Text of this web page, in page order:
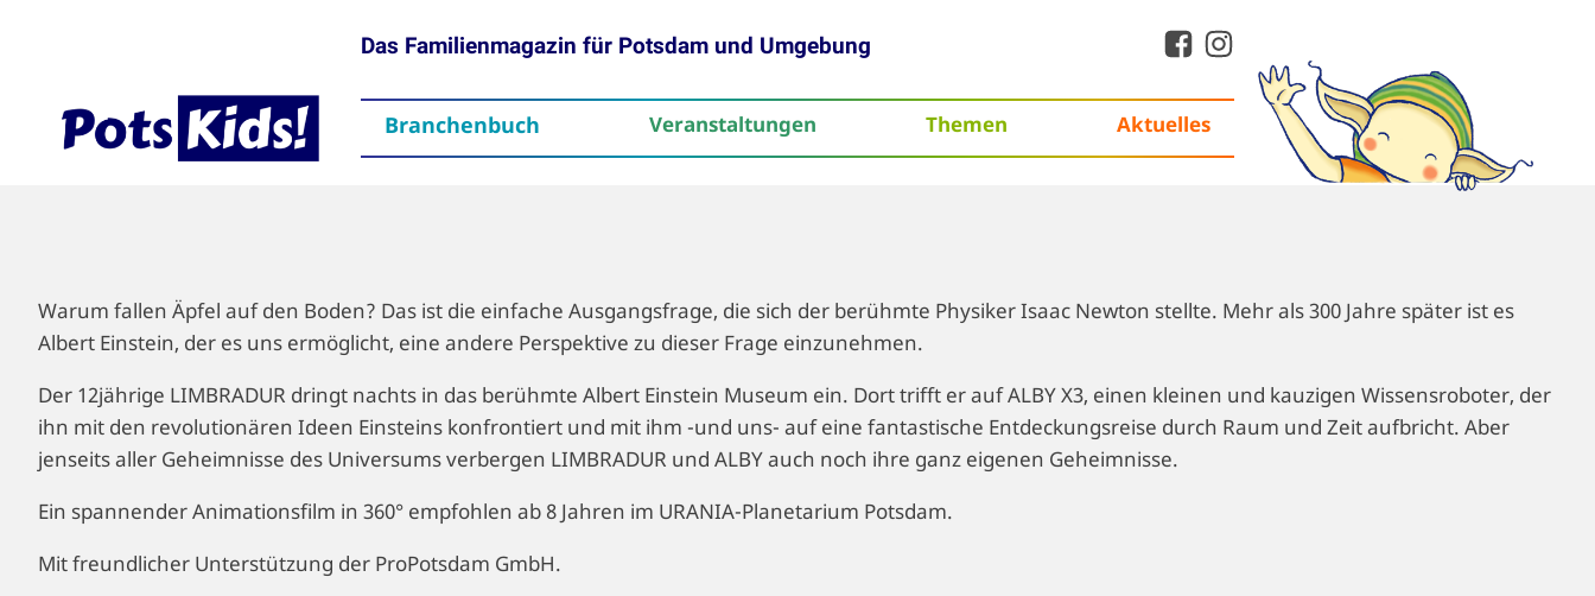
Das Familienmagazin für Potsdam und Umgebung
Branchenbuch Veranstaltungen Themen Aktuelles
Warum fallen Äpfel auf den Boden? Das ist die einfache Ausgangsfrage, die sich der berühmte Physiker Isaac Newton stellte. Mehr als 300 Jahre später ist es
Albert Einstein, der es uns ermöglicht, eine andere Perspektive zu dieser Frage einzunehmen.
Der 12jährige LIMBRADUR dringt nachts in das berühmte Albert Einstein Museum ein. Dort trifft er auf ALBY X3, einen kleinen und kauzigen Wissensroboter, der
ihn mit den revolutionären Ideen Einsteins konfrontiert und mit ihm -und uns- auf eine fantastische Entdeckungsreise durch Raum und Zeit aufbricht. Aber
jenseits aller Geheimnisse des Universums verbergen LIMBRADUR und ALBY auch noch ihre ganz eigenen Geheimnisse.
Ein spannender Animationsfilm in 360° empfohlen ab 8 Jahren im URANIA-Planetarium Potsdam.
Mit freundlicher Unterstützung der ProPotsdam GmbH.
ThemenAktuelles